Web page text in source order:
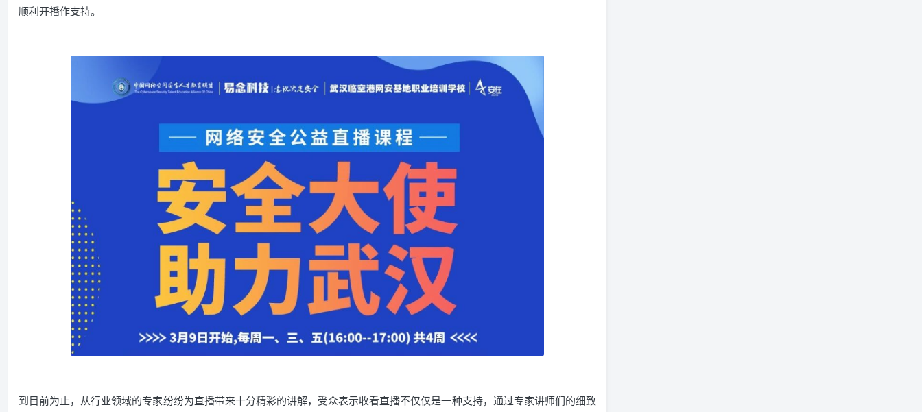
顺利开播作支持。
到目前为止，从行业领域的专家纷纷为直播带来十分精彩的讲解，受众表示收看直播不仅仅是一种支持，通过专家讲师们的细致